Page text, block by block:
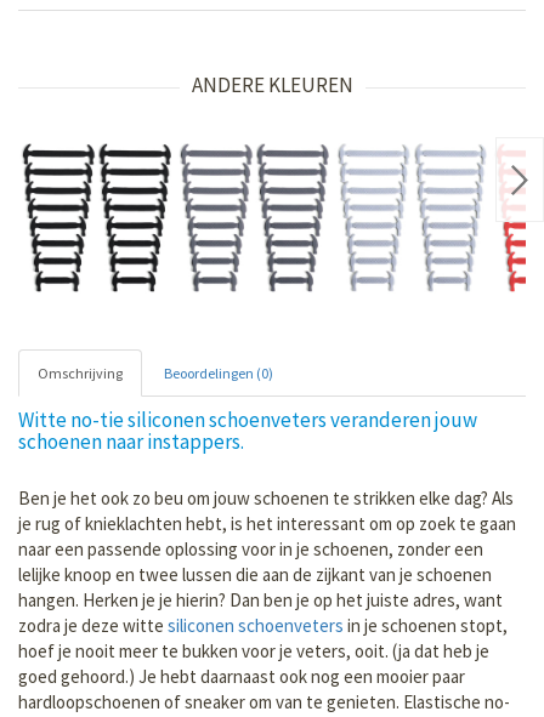
ANDERE KLEUREN
Omschrijving Beoordelingen (0)
Witte no-tie siliconen schoenveters veranderen jouw
schoenen naar instappers.
Ben je het ook zo beu om jouw schoenen te strikken elke dag? Als
je rug of knieklachten hebt, is het interessant om op zoek te gaan
naar een passende oplossing voor in je schoenen, zonder een
lelijke knoop en twee lussen die aan de zijkant van je schoenen
hangen. Herken je je hierin? Dan ben je op het juiste adres, want
zodra je deze witte siliconen schoenveters in je schoenen stopt,
hoef je nooit meer te bukken voor je veters, ooit. (ja dat heb je
goed gehoord.) Je hebt daarnaast ook nog een mooier paar
hardloopschoenen of sneaker om van te genieten. Elastische no-